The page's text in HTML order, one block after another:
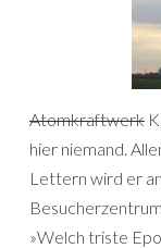
Atomkraftwerk
hier niemand.
Lettern wird er
»Welch triste